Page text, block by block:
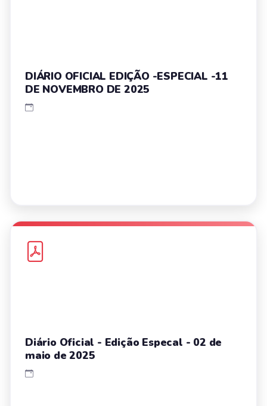
DIÁRIO OFICIAL EDIÇÃO -ESPECIAL -11
DE NOVEMBRO DE 2025
Diário Oficial - Edição Especal - 02 de
maio de 2025